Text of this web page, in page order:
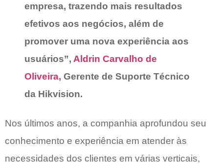
empresa, trazendo mais resultados
efetivos aos negócios, além de
promover uma nova experiência aos
usuários”, Aldrin Carvalho de
Oliveira, Gerente de Suporte Técnico
da Hikvision.
Nos últimos anos, a companhia aprofundou seu
conhecimento e experiência em atender às
necessidades dos clientes em várias verticais,